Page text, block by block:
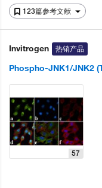
123篇参考文献
Invitrogen 热销产品
Phospho-JNK1/JNK2
57